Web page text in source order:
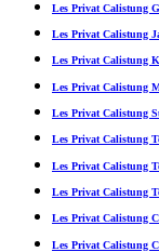
Les Privat Calistung
Les Privat Calistung
Les Privat Calistung
Les Privat Calistung
Les Privat Calistung
Les Privat Calistung
Les Privat Calistung
Les Privat Calistung
Les Privat Calistung
Les Privat Calistung